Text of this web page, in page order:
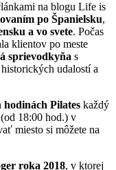
na blogu Life is
po Španielsku,
a vo svete. Počas
klientov po meste
sprievodkyňa s
udalostí a
hodinách Pilates každý
18:00 hod.) v
miesto si môžete na
roka 2018, v ktorej